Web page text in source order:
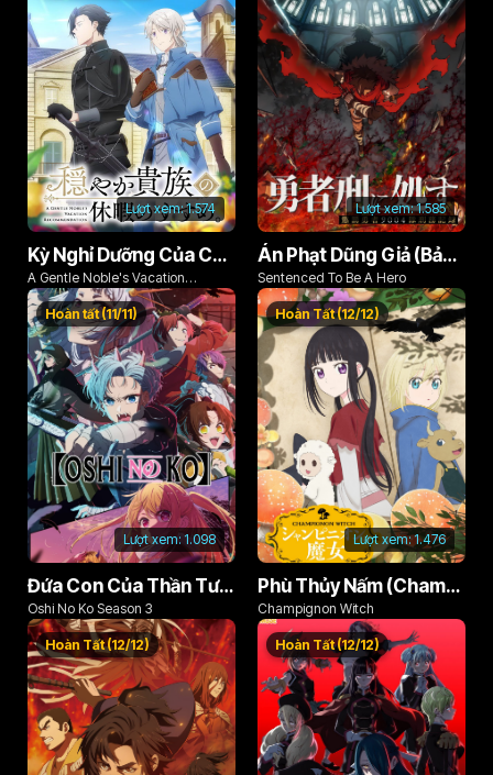
Lượt xem:1.574
Kỳ Nghỉ Dưỡng Của Chàng Quý Tộc Ôn Hòa (Odayaka Kizoku no Kyuuka no Susume)
A Gentle Noble's Vacation
Recommendation
Lượt xem:1.585
Án Phạt Dũng Giả (Bản Án Anh Hùng)
Sentenced To Be A Hero
Lượt xem: 1.098
Hoàn tất (11/11)
Đứa Con Của Thần Tượng (Phần 3)
Oshi No Ko Season 3
Lượt xem:1.476
Hoàn Tất (12/12)
Phù Thủy Nấm (Champignon no Majo)
Champignon Witch
Hoàn Tất (12/12) Hoàn Tất (12/12)